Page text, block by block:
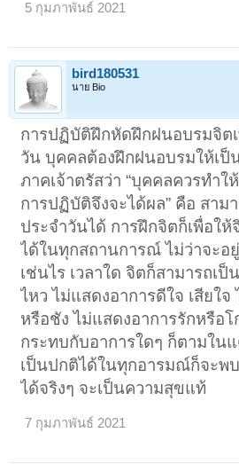
5 กุมภาพันธ์ 2021
bird180531
นาย Bio
การปฏิบัติฝึกหัดฝึกฝนอบรมจิต
วัน บุคคลต้องฝึกฝนอบรมให้เป็
ภาคเจ้าตรัสว่า “บุคคลควรทำใ
การปฏิบัติจึงจะได้ผล” คือ สาม
ประจำวันได้ การฝึกจิตก็เพื่อใ
ได้ในทุกสถานการณ์ ไม่ว่าจะอ
เช่นไร เวลาใด จิตก็สามารถเ
ไหว ไม่แสดงอาการดีใจ เสียใ
หรือชัง ไม่แสดงอาการรักหรือ
กระทบกับอาการใดๆ ก็ตามใน
เป็นปกติได้ในทุกอารมณ์ก็จะพ
ได้จริงๆ จะเป็นความสุขแท้
7 กุมภาพันธ์ 2021